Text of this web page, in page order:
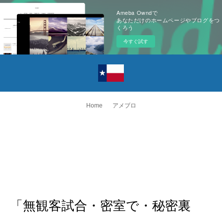
Ameba Owndで
あなただけのホームページやブログをつ
くろう
今すぐ試す
Home アメブロ
「無観客試合・密室で・秘密裏